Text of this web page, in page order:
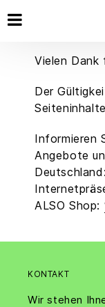
Vielen Dank
Der
Informieren
Angebote
Deutschland:
ALSO Shop:
KONTAKT
Wir stehen